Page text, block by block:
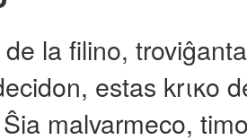
la filino,
estas krικο
malvarmeco,